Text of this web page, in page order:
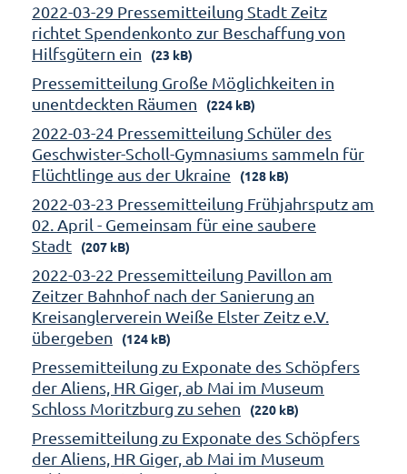
2022-03-29 Pressemitteilung Stadt Zeitz
richtet Spendenkonto zur Beschaffung von
Hilfsgütern ein
(23 kB)
Pressemitteilung Große Möglichkeiten in
unentdeckten Räumen
(224 kB)
2022-03-24 Pressemitteilung Schüler des
Geschwister-Scholl-Gymnasiums sammeln für
Flüchtlinge aus der Ukraine
(128 kB)
2022-03-23 Pressemitteilung Frühjahrsputz am
02. April - Gemeinsam für eine saubere
Stadt
(207 kB)
2022-03-22 Pressemitteilung Pavillon am
Zeitzer Bahnhof nach der Sanierung an
Kreisanglerverein Weiße Elster Zeitz e.V.
übergeben
(124 kB)
Pressemitteilung zu Exponate des Schöpfers
der Aliens, HR Giger, ab Mai im Museum
Schloss Moritzburg zu sehen
(220 kB)
Pressemitteilung zu Exponate des Schöpfers
der Aliens, HR Giger, ab Mai im Museum